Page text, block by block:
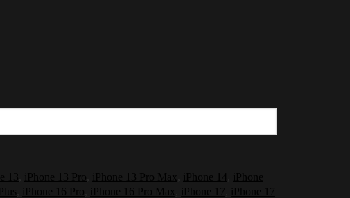
13 iPhone 13 Pro iPhone 13 Pro Max iPhone 14
iPhone
iPhone 16 Pro iPhone 16 Pro Max iPhone 17
iPhone 17